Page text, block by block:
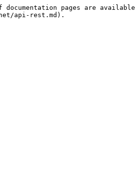
pages are available
api-rest.md).